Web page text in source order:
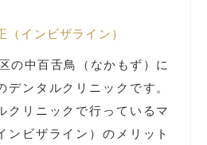
インビザライン）
の中百舌鳥（なかもず）に
ンタルクリニックです。
クリニックで行っているマ
ンビザライン）のメリット